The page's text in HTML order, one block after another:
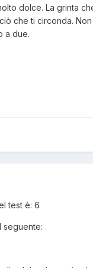
dolce. La grinta
che ti circonda.
a due.
test è: 6
seguente: